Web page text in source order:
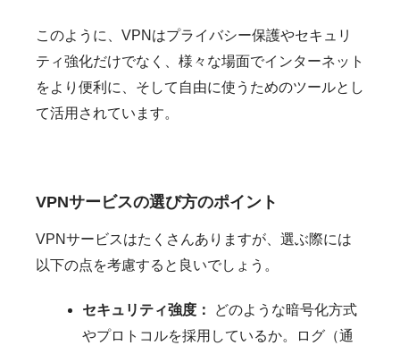
このように、VPNはプライバシー保護やセキュリ
ティ強化だけでなく、様々な場面でインターネット
をより便利に、そして自由に使うためのツールとし
て活用されています。
VPNサービスの選び方のポイント
VPNサービスはたくさんありますが、選ぶ際には
以下の点を考慮すると良いでしょう。
セキュリティ強度：
どのような暗号化方式
やプロトコルを採用しているか。ログ（通